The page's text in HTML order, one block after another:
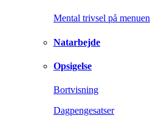
Mental trivsel på menuen
Natarbejde
Opsigelse
Bortvisning
Dagpengesatser